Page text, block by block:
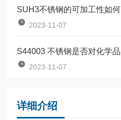
SUH3不锈钢的可加工性如何
2023-11-07
S44003 不锈钢是否对化学
2023-11-07
详细介绍